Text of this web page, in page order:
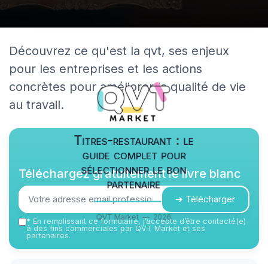
Découvrez ce qu'est la qvt, ses enjeux
pour les entreprises et les actions
concrètes pour améliorer la qualité de vie
au travail.
Titres-restaurant : le
guide complet pour
sélectionner le bon
partenaire
QVT Market — 2026
Téléchargez gratuitement le livre blanc
➔ Télécharger
* En remplissant ce formulaire, j’accepte d’être contacté(e)
à des fins commerciales par QVT Market et ses
partenaires.